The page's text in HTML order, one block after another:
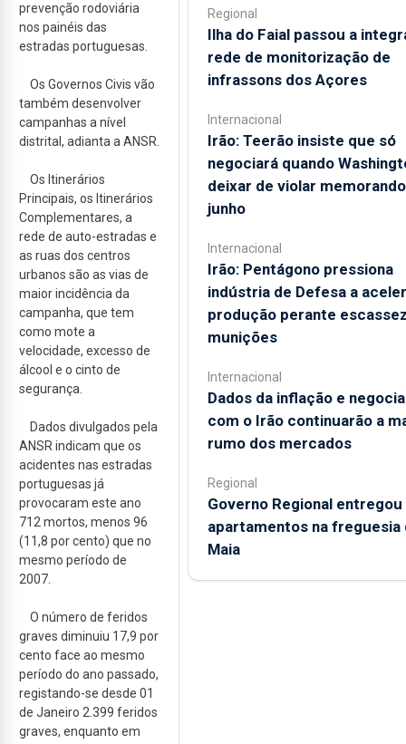
prevenção rodoviária
nos painéis das
estradas portuguesas.
Os Governos Civis vão
também desenvolver
campanhas a nível
distrital, adianta a ANSR.
Os Itinerários
Principais, os Itinerários
Complementares, a
rede de auto-estradas e
as ruas dos centros
urbanos são as vias de
maior incidência da
campanha, que tem
como mote a
velocidade, excesso de
álcool e o cinto de
segurança.
Dados divulgados pela
ANSR indicam que os
acidentes nas estradas
portuguesas já
provocaram este ano
712 mortos, menos 96
(11,8 por cento) que no
mesmo período de
2007.
O número de feridos
graves diminuiu 17,9 por
cento face ao mesmo
período do ano passado,
registando-se desde 01
de Janeiro 2.399 feridos
graves, enquanto em
Regional
Ilha do Faial passou a
rede de monitorização de
infrassons dos Açores
Internacional
Irão: Teerão insiste que só
negociará quando
deixar de violar
junho
Internacional
Irão: Pentágono pressiona
indústria de Defesa a
produção perante
munições
Internacional
Dados da inflação e
com o Irão continuarão a
rumo dos mercados
Regional
Governo Regional entregou
apartamentos na freguesia
Maia